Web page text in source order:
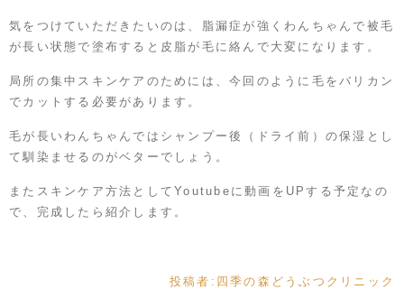
気をつけていただきたいのは、脂漏症が強くわんちゃんで被毛
が長い状態で塗布すると皮脂が毛に絡んで大変になります。
局所の集中スキンケアのためには、今回のように毛をバリカン
でカットする必要があります。
毛が長いわんちゃんではシャンプー後（ドライ前）の保湿とし
て馴染ませるのがベターでしょう。
またスキンケア方法としてYoutubeに動画をUPする予定なの
で、完成したら紹介します。
投稿者: 四季の森どうぶつクリニック